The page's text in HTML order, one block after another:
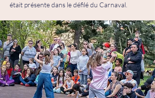
était présente dans le défilé du Carnaval.